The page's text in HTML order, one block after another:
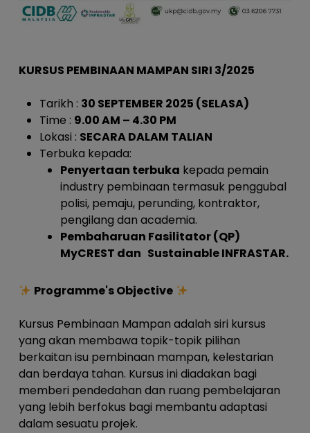
KURSUS PEMBINAAN MAMPAN SIRI 3/2025
Tarikh : 30 SEPTEMBER 2025 (SELASA)
Time : 9.00 AM – 4.30 PM
Lokasi : SECARA DALAM TALIAN
Terbuka kepada:
Penyertaan terbuka kepada pemain
industry pembinaan termasuk penggubal
polisi, pemaju, perunding, kontraktor,
pengilang dan academia.
Pembaharuan Fasilitator (QP)
MyCREST dan Sustainable INFRASTAR.
Programme's Objective
Kursus Pembinaan Mampan adalah siri kursus
yang akan membawa topik-topik pilihan
berkaitan isu pembinaan mampan, kelestarian
dan berdaya tahan. Kursus ini diadakan bagi
memberi pendedahan dan ruang pembelajaran
yang lebih berfokus bagi membantu adaptasi
dalam sesuatu projek.